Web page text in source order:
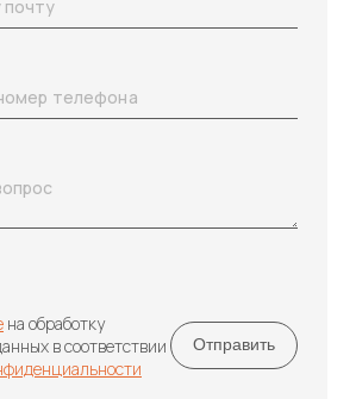
на обработку
в соответствии